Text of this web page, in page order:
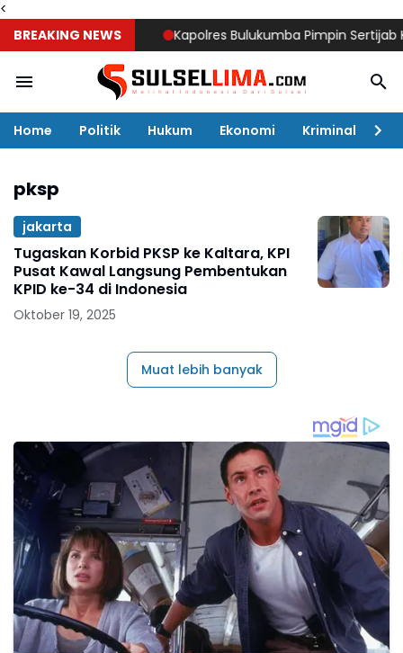
<
BREAKING NEWS
Kapolres Bulukumba Pimpin Sertijab
Home Politik Hukum Ekonomi Kriminal
pksp
jakarta
Tugaskan Korbid PKSP ke Kaltara, KPI
Pusat Kawal Langsung Pembentukan
KPID ke-34 di Indonesia
Oktober 19, 2025
Muat lebih banyak